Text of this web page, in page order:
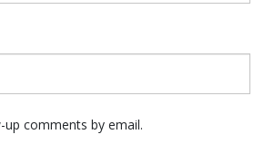
comments by email.